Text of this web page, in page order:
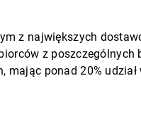
z największych
z poszczególnych
ponad 20% udział